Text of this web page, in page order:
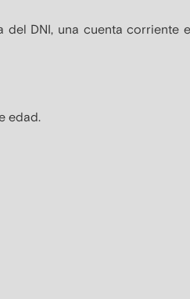
DNI, una cuenta corriente
edad.